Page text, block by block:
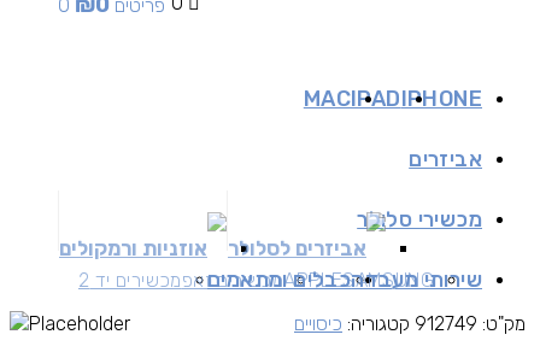
0 פריטים
IPHONE
IPAD
MAC
אביזרים
אביזרים לסלולר אוזניות ורמקולים
מכשירי סלולר
SAMSUNG
APPLEמכשירים זאפמכשירים יד 2 שירותי מעבדהכבלים ומתאמים
מק"ט: 912749 קטגוריה: כיסויים